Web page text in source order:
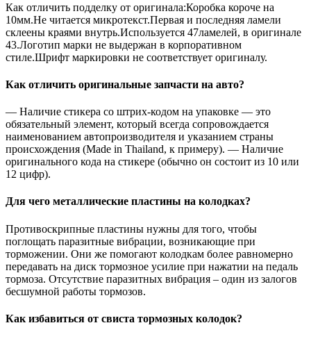
Как отличить подделку от оригинала:Коробка короче на
10мм.Не читается микротекст.Первая и последняя ламели
склеены краями внутрь.Используется 47ламелей, в оригинале
43.Логотип марки не выдержан в корпоративном
стиле.Шрифт маркировки не соответствует оригиналу.
Как отличить оригинальные запчасти на авто?
— Наличие стикера со штрих-кодом на упаковке — это
обязательный элемент, который всегда сопровождается
наименованием автопроизводителя и указанием страны
происхождения (Made in Thailand, к примеру). — Наличие
оригинального кода на стикере (обычно он состоит из 10 или
12 цифр).
Для чего металлические пластины на колодках?
Противоскрипные пластины нужны для того, чтобы
поглощать паразитные вибрации, возникающие при
торможении. Они же помогают колодкам более равномерно
передавать на диск тормозное усилие при нажатии на педаль
тормоза. Отсутствие паразитных вибрация – один из залогов
бесшумной работы тормозов.
Как избавиться от свиста тормозных колодок?